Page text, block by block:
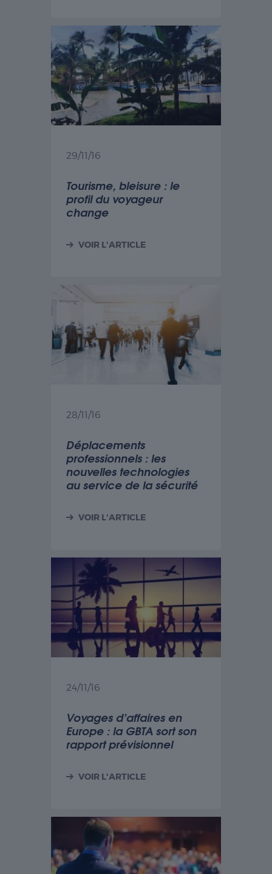
29/11/16
Tourisme, bleisure : le
profil du voyageur
change
VOIR L'ARTICLE
28/11/16
Déplacements
professionnels : les
nouvelles technologies
au service de la sécurité
VOIR L'ARTICLE
24/11/16
Voyages d’affaires en
Europe : la GBTA sort son
rapport prévisionnel
VOIR L'ARTICLE
cruciaux pour les
fonctions de
base du site Web
personnellement
identifiable.